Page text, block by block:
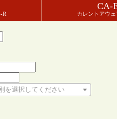
R
CA-
カレントアウ
を選択してください
ください